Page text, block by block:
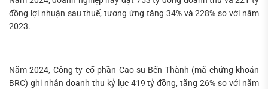
đồng lợi nhuận sau thuế, tương ứng tăng 34% và 228% so với năm
2023.
Năm 2024, Công ty cổ phần Cao su Bến Thành (mã chứng khoán
BRC) ghi nhận doanh thu kỷ lục 419 tỷ đồng, tăng 26% so với năm